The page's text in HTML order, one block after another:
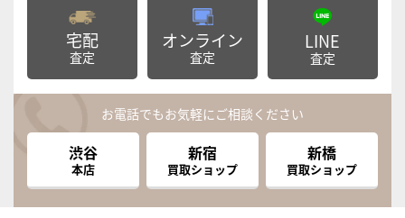
宅配
査定
オンライン
査定
LINE
査定
お電話でもお気軽にご相談ください
渋谷
本店
新宿
買取ショップ
新橋
買取ショップ